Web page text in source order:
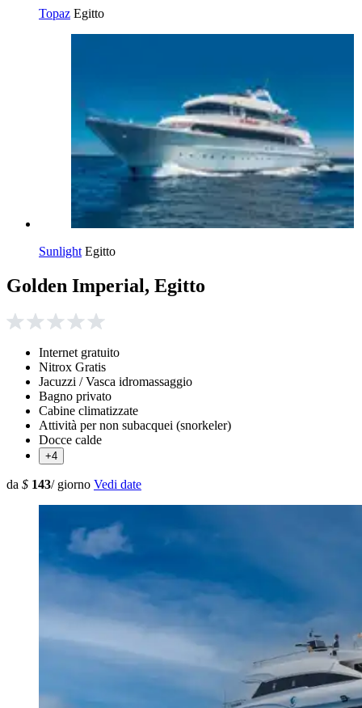
Topaz Egitto
Sunlight Egitto
Golden Imperial, Egitto
Internet gratuito
Nitrox Gratis
Jacuzzi / Vasca idromassaggio
Bagno privato
Cabine climatizzate
Attività per non subacquei (snorkeler)
Docce calde
+4
da $ 143/ giorno Vedi date